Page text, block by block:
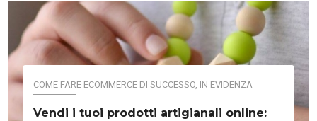
COME FARE ECOMMERCE DI SUCCESSO, IN EVIDENZA
Vendi i tuoi prodotti artigianali online: